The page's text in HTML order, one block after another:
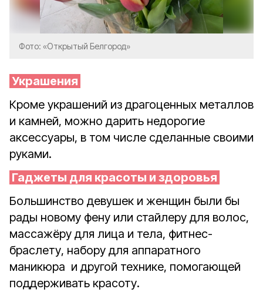
Фото: «Открытый Белгород»
Украшения
Кроме украшений из драгоценных металлов
и камней, можно дарить недорогие
аксессуары, в том числе сделанные своими
руками.
Гаджеты для красоты и здоровья
Большинство девушек и женщин были бы
рады новому фену или стайлеру для волос,
массажёру для лица и тела, фитнес-
браслету, набору для аппаратного
маникюра и другой технике, помогающей
поддерживать красоту.